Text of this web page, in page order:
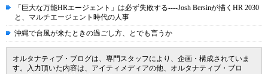
「巨大な万能HRエージェント」は必ず失敗する----Josh Bersinが描くHR 2030
と、マルチエージェント時代の人事
沖縄で台風が来たときの過ごし方、とでも言うか
オルタナティブ・ブログは、専門スタッフにより、企画・構成されていま
す。入力頂いた内容は、アイティメディアの他、オルタナティブ・ブロ